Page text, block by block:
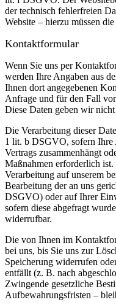
der technisch fehlerfreien
Website – hierzu müssen
Kontaktformular
Wenn Sie uns per
werden Ihre Angaben aus
Ihnen dort angegebenen
Anfrage und für den Fall
Diese Daten geben wir
Die Verarbeitung dieser
1 lit. b DSGVO, sofern Ihre
Vertrags zusammenhängt
Maßnahmen erforderlich
Verarbeitung auf unserem
Bearbeitung der an uns
DSGVO) oder auf Ihrer
sofern diese abgefragt
widerrufbar.
Die von Ihnen im
bei uns, bis Sie uns zur
Speicherung widerrufen
entfällt (z. B. nach
Zwingende gesetzliche
Aufbewahrungsfristen –